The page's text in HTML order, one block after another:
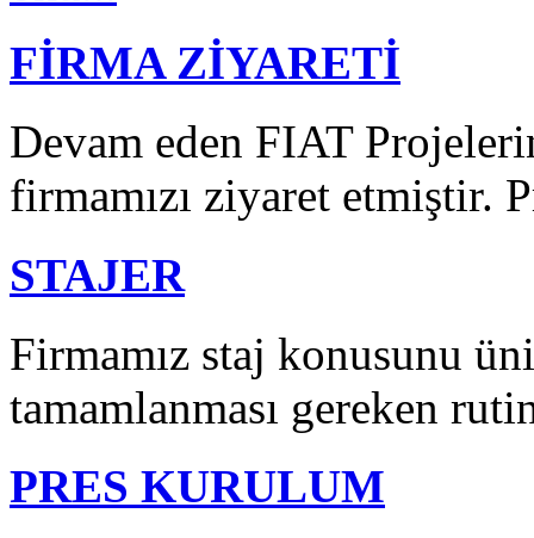
FİRMA ZİYARETİ
Devam eden FIAT
firmamızı ziyaret etmiştir.
STAJER
Firmamız staj konusunu
tamamlanması gereken
PRES KURULUM